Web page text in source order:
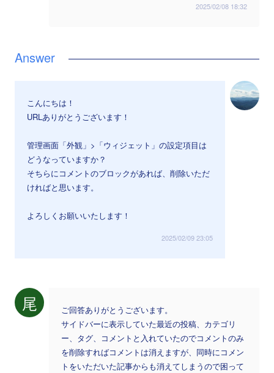
2025/02/08 18:32
こんにちは！
URLありがとうございます！
管理画面「外観」>「ウィジェット」の設定項目は
どうなっていますか？
そちらにコメントのブロックがあれば、削除いただ
ければと思います。
よろしくお願いいたします！
2025/02/09 23:05
尾
ご回答ありがとうございます。
サイドバーに表示していた最近の投稿、カテゴリ
ー、タグ、コメントと入れていたのでコメントのみ
を削除すればコメントは消えますが、同時にコメン
トをいただいた記事からも消えてしまうので困って